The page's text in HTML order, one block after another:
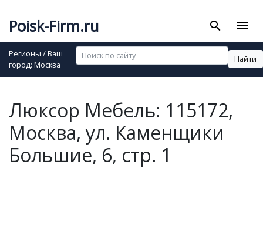
Poisk-Firm.ru search menu
Регионы / Ваш
город: Москва
Найти
Люксор Мебель: 115172,
Москва, ул. Каменщики
Большие, 6, стр. 1